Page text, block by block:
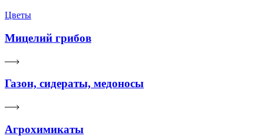
Цветы
Мицелий грибов
Газон, сидераты, медоносы
Агрохимикаты